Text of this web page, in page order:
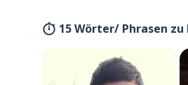
15 Wörter/ Phrasen zu